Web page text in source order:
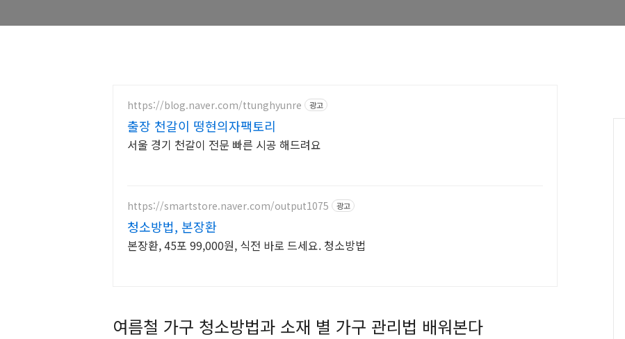
https://blog.naver.com/ttunghyunre 광고
출장 천갈이 떵현의자팩토리
서울 경기 천갈이 전문 빠른 시공 해드려요
https://smartstore.naver.com/output1075 광고
청소방법, 본장환
본장환, 45포 99,000원, 식전 바로 드세요. 청소방법
여름철 가구 청소방법과 소재 별 가구 관리법 배워본다